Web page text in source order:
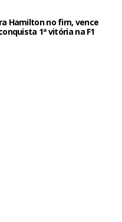
Hamilton no fim, vence
1ª vitória na F1